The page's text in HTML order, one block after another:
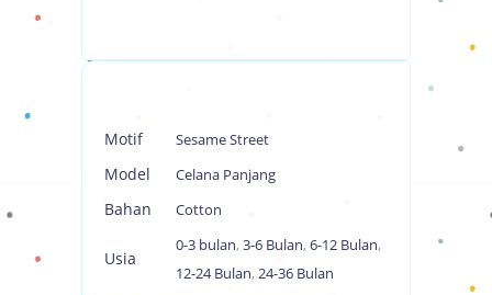
Motif Sesame Street
Model Celana Panjang
Bahan Cotton
Usia
0-3 bulan, 3-6 Bulan, 6-12 Bulan,
12-24 Bulan, 24-36 Bulan